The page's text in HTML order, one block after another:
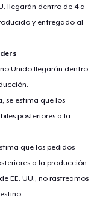
llegarán dentro de 4 a
y entregado al
Unido llegarán dentro
se estima que los
posteriores a la
que los pedidos
a la producción.
EE. UU., no rastreamos